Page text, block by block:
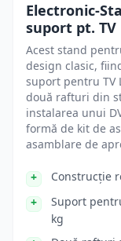
Electronic-
suport pt. TV
Acest stand
design clasic,
suport pentru TV
două rafturi din
instalarea unui
formă de kit de
asamblare de
Construcție
Suport
kg